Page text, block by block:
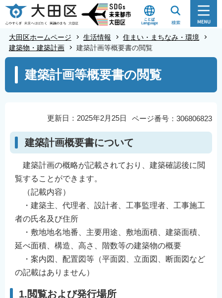
こ
の
ジ
大田区ホームページ 生活情報
住まい・まちなみ・環境
建築物・建築計画
建築計画等概要書の閲覧
こ
ら
建築計画等概要書の閲覧
ページ番号：306806823
更新日：2025年2月25日
建築計画概要書について
建築計画の概略が記載されており、建築確認後に閲
覧することができます。
（記載内容）
・建築主、代理者、設計者、工事監理者、工事施工
者の氏名及び住所
・敷地地名地番、主要用途、敷地面積、建築面積、
延べ面積、構造、高さ、階数等の建築物の概要
・案内図、配置図等（平面図、立面図、断面図など
の記載はありません）
1.閲覧および発行場所